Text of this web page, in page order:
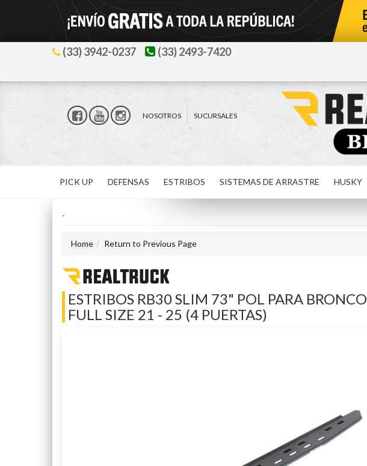
(33) 3942-0237 (33) 2493-7420
NOSOTROS
SUCURSALES
PICK UP DEFENSAS ESTRIBOS SISTEMAS DE ARRASTRE HUSKY
-
Home Return to Previous Page
ESTRIBOS RB30 SLIM 73" POL PARA BRONCO
FULL SIZE 21 - 25 (4 PUERTAS)